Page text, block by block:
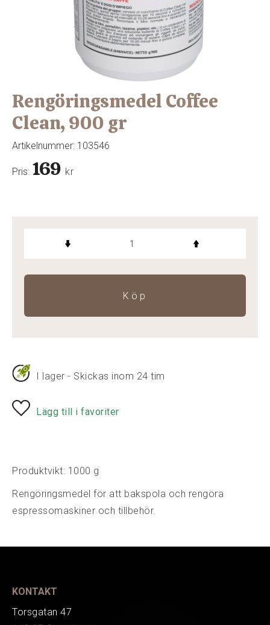
Rengöringsmedel Coffee
Clean, 900 gr
Artikelnummer: 103546
Pris: 169 kr
Köp
I lager - Skickas inom 24 tim
Lägg till i favoriter
Produktvikt: 1000 g
Rengöringsmedel för att bakspola och rengöra
espressomaskiner och tillbehör.
KONTAKT
Torsgatan 47